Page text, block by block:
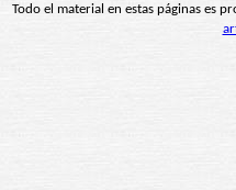
Todo el material en estas páginas es